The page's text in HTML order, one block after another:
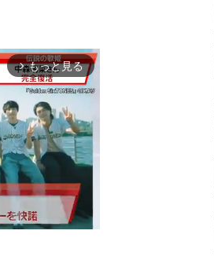
arrow_forward_ios もっと見る